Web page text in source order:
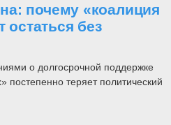
почему «коалиция
без
о долгосрочной поддержке
теряет политический